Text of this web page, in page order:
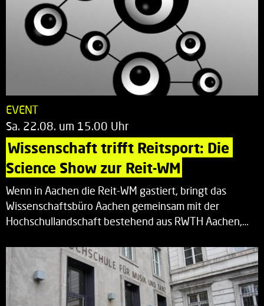
EVENT
Sa. 22.08. um 15.00 Uhr
Wissenschaft trifft Reitsport: Die
Science Show zur Reit-WM
Wenn in Aachen die Reit-WM gastiert, bringt das
Wissenschaftsbüro Aachen gemeinsam mit der
Hochschullandschaft bestehend aus RWTH Aachen,…